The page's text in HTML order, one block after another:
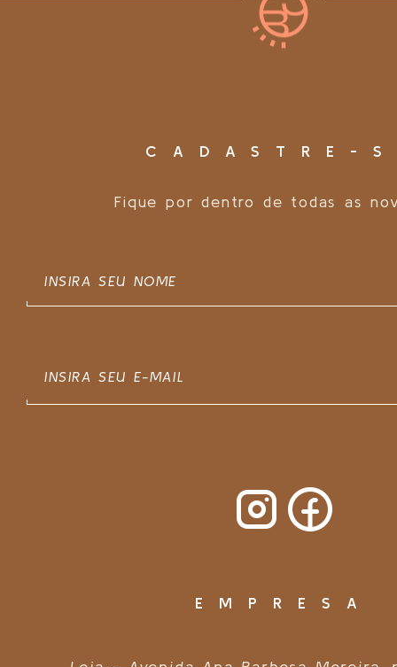
CADASTRE-
Fique por dentro de todas as
EMPRESA